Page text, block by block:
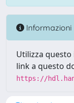
Informazioni
Utilizza
link a questo
https://